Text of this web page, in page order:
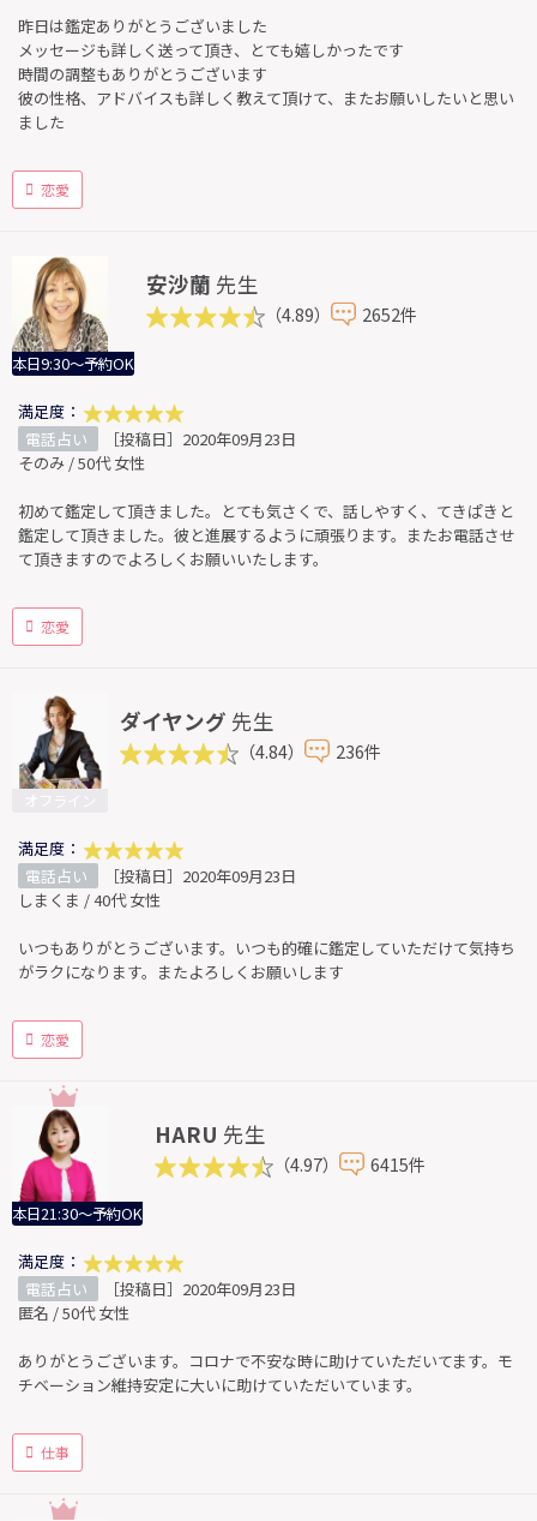
昨日は鑑定ありがとうございました
メッセージも詳しく送って頂き、とても嬉しかったです
時間の調整もありがとうございます
彼の性格、アドバイスも詳しく教えて頂けて、またお願いしたいと思い
ました
恋愛
本日9:30～予約OK
安沙蘭 先生
（4.89） 2652件
満足度：
電話占い
［投稿日］2020年09月23日
そのみ / 50代 女性
初めて鑑定して頂きました。とても気さくで、話しやすく、てきぱきと
鑑定して頂きました。彼と進展するように頑張ります。またお電話させ
て頂きますのでよろしくお願いいたします。
恋愛
ダイヤング 先生
（4.84） 236件
満足度：
電話占い
［投稿日］2020年09月23日
しまくま / 40代 女性
いつもありがとうございます。いつも的確に鑑定していただけて気持ち
がラクになります。またよろしくお願いします
恋愛
本日21:30～予約OK
HARU 先生
（4.97） 6415件
満足度：
電話占い
［投稿日］2020年09月23日
匿名 / 50代 女性
ありがとうございます。コロナで不安な時に助けていただいてます。モ
チベーション維持安定に大いに助けていただいています。
仕事